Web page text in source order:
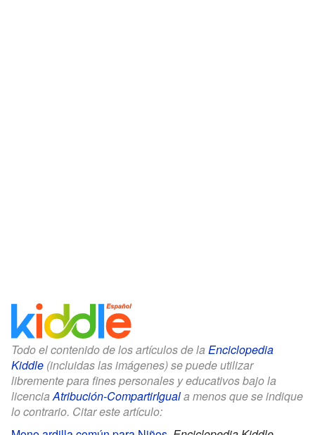
Todo el contenido de los artículos de la Enciclopedia
Kiddle (incluidas las imágenes) se puede utilizar
libremente para fines personales y educativos bajo la
licenciaAtribución-CompartirIguala menos que se indique
lo contrario. Citar este artículo: